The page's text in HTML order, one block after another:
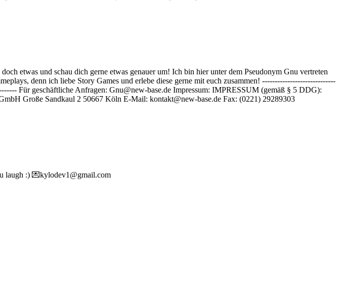
etwas und schau dich gerne etwas genauer um! Ich bin hier unter dem Pseudonym Gnu vertreten
denn ich liebe Story Games und erlebe diese gerne mit euch zusammen! -----------------------------
Für geschäftliche Anfragen: Gnu@new-base.de Impressum: IMPRESSUM (gemäß § 5 DDG):
Große Sandkaul 2 50667 Köln E-Mail: kontakt@new-base.de Fax: (0221) 29289303
laugh :) 💌kylodev1@gmail.com